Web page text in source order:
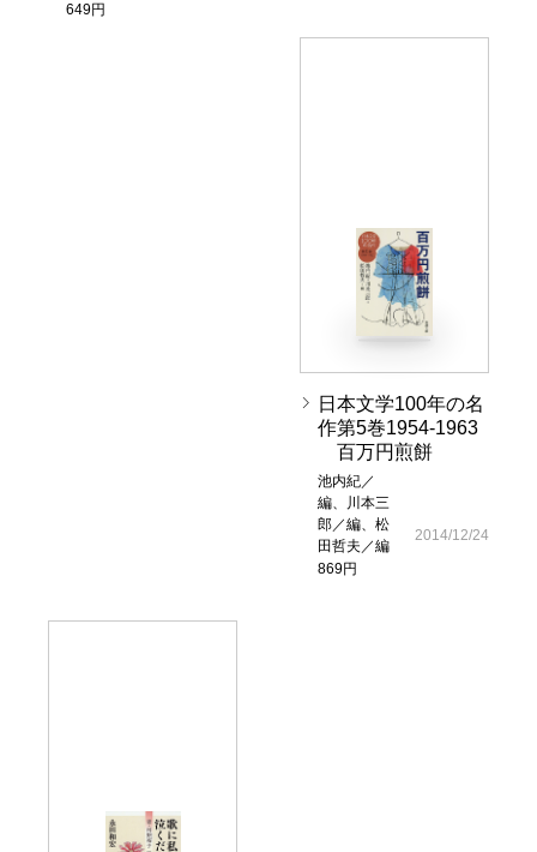
649円
日本文学100年の名
作第5巻1954-1963
百万円煎餅
池内紀／
編、川本三
郎／編、松
田哲夫／編
869円
2014/12/24